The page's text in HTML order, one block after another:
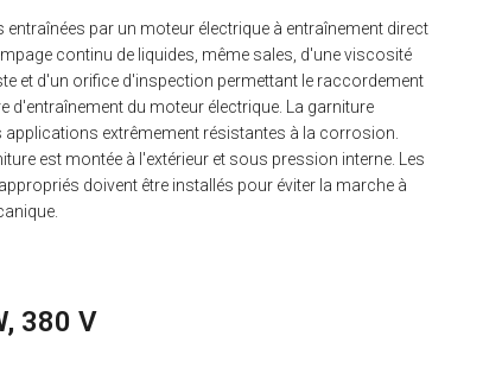
par un moteur électrique à entraînement direct
continu de liquides, même sales, d'une viscosité
et d'un orifice d'inspection permettant le raccordement
d'entraînement du moteur électrique. La garniture
applications extrêmement résistantes à la corrosion.
est montée à l'extérieur et sous pression interne. Les
doivent être installés pour éviter la marche à
380 V